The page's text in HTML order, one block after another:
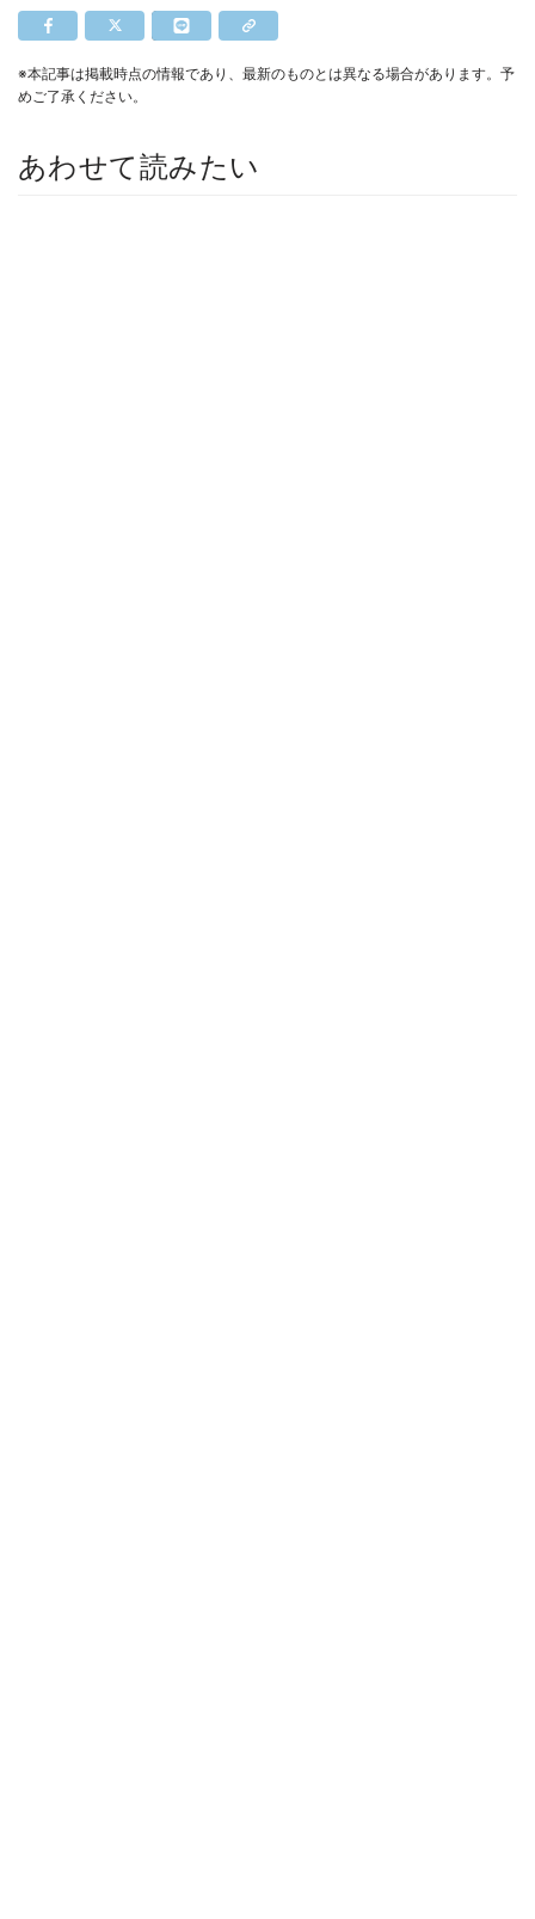
※本記事は掲載時点の情報であり、最新のものとは異なる場合があります。予
めご了承ください。
あわせて読みたい